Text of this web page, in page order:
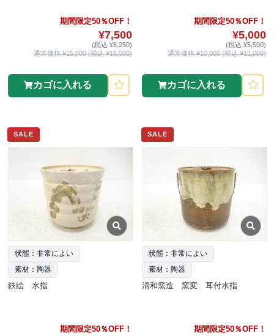
期間限定50％OFF！
¥7,500
(税込 ¥8,250)
通常価格 ¥15,000 (税込 ¥16,500)
カゴに入れる
期間限定50％OFF！
¥5,000
(税込 ¥5,500)
通常価格 ¥10,000 (税込 ¥11,000)
カゴに入れる
SALE
状態：非常によい
素材：陶器
鉄絵 水指
期間限定50％OFF！
SALE
状態：非常によい
素材：陶器
清和窯造 窯変 耳付水指
期間限定50％OFF！